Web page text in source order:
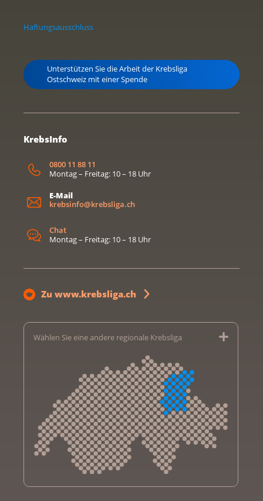
Haftungsausschluss
Unterstützen Sie die Arbeit der Krebsliga
Ostschweiz mit einer Spende
KrebsInfo
0800 11 88 11
Montag – Freitag: 10 – 18 Uhr
E-Mail
krebsinfo@krebsliga.ch
Chat
Montag – Freitag: 10 – 18 Uhr
Zu www.krebsliga.ch
Wählen Sie eine andere regionale Krebsliga